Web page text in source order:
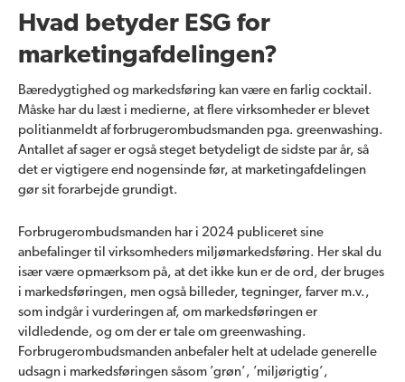
Hvad betyder ESG for
marketingafdelingen?
Bæredygtighed og markedsføring kan være en farlig cocktail.
Måske har du læst i medierne, at flere virksomheder er blevet
politianmeldt af forbrugerombudsmanden pga. greenwashing.
Antallet af sager er også steget betydeligt de sidste par år, så
det er vigtigere end nogensinde før, at marketingafdelingen
gør sit forarbejde grundigt.
Forbrugerombudsmanden har i 2024 publiceret sine
anbefalinger til virksomheders miljømarkedsføring. Her skal du
især være opmærksom på, at det ikke kun er de ord, der bruges
i markedsføringen, men også billeder, tegninger, farver m.v.,
som indgår i vurderingen af, om markedsføringen er
vildledende, og om der er tale om greenwashing.
Forbrugerombudsmanden anbefaler helt at udelade generelle
udsagn i markedsføringen såsom ’grøn’, ’miljørigtig’,